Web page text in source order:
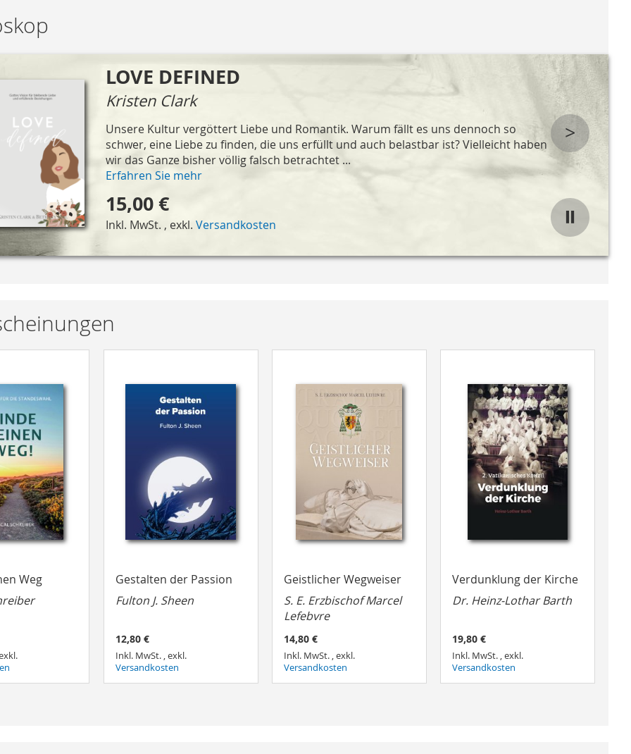
>
⏸
LOVE DEFINED
Kristen Clark
Unsere Kultur vergöttert Liebe und Romantik. Warum fällt es uns dennoch so
schwer, eine Liebe zu finden, die uns erfüllt und auch belastbar ist? Vielleicht haben
wir das Ganze bisher völlig falsch betrachtet ...
Erfahren Sie mehr
15,00 €
Inkl. MwSt. , exkl. Versandkosten
Weg
Gestalten der Passion
Fulton J. Sheen
12,80 €
Inkl. MwSt. ,exkl.
Versandkosten
Geistlicher Wegweiser
S. E. Erzbischof Marcel
Lefebvre
14,80 €
Inkl. MwSt. ,exkl.
Versandkosten
Verdunklung der Kirche
Dr. Heinz-Lothar Barth
19,80 €
Inkl. MwSt. ,exkl.
Versandkosten